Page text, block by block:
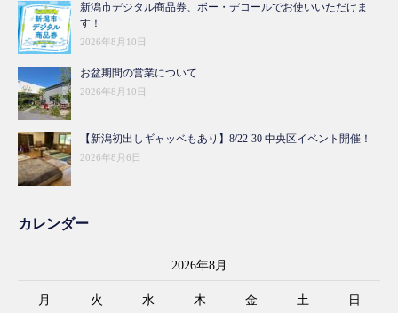
新潟市デジタル商品券、ボー・デコールでお使いいただけま
す！
2026年8月10日
お盆期間の営業について
2026年8月10日
【新潟初出しギャッベもあり】8/22-30 中央区イベント開催！
2026年8月6日
カレンダー
2026年8月
月 火 水 木 金 土 日